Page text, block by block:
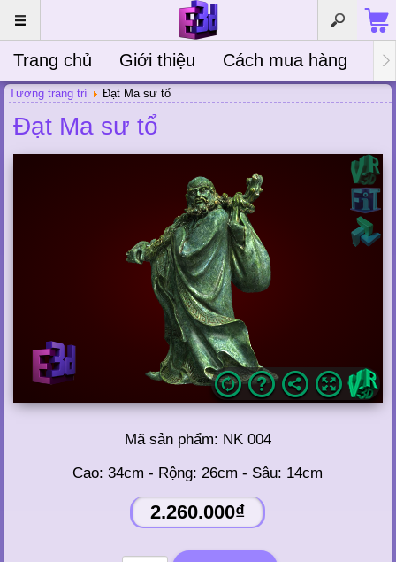
Trang chủ Giới thiệu Cách mua hàng
Tượng trang trí Đạt Ma sư tổ
Đạt Ma sư tổ
Mã sản phẩm: NK 004
Cao: 34cm - Rộng: 26cm - Sâu: 14cm
2.260.000₫